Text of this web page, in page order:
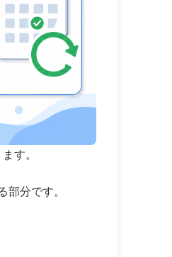
す。
部分です。